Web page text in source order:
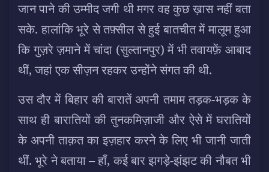
जान पाने की उम्मीद जगी थी मगर वह कुछ ख़ास नहीं बता
सके. हालांकि भूरे से तफ़्सील से हुई बातचीत में मालूम हुआ
कि गुज़रे ज़माने में चांदा (सुल्तानपुर) में भी तवायफ़ें आबाद
थीं, जहां एक सीज़न रहकर उन्होंने संगत की थी.
उस दौर में बिहार की बारातें अपनी तमाम तड़क-भड़क के
साथ ही बारातियों की तुनकमिज़ाजी और ऐसे में घरातियों
के अपनी ताक़त का इज़हार करने के लिए भी जानी जाती
थीं. भूरे ने बताया – हाँ, कई बार झगड़े-झंझट की नौबत भी